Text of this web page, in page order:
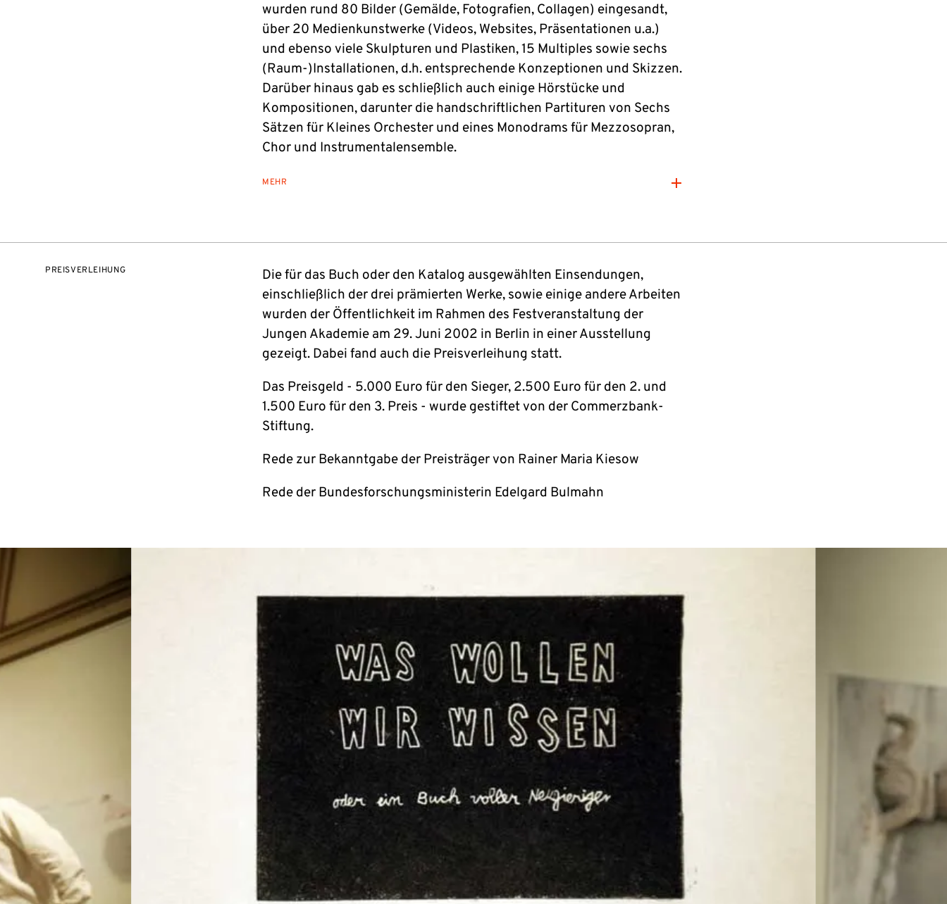
wurden rund 80 Bilder (Gemälde, Fotografien, Collagen) eingesandt,
über 20 Medienkunstwerke (Videos, Websites, Präsentationen u.a.)
und ebenso viele Skulpturen und Plastiken, 15 Multiples sowie sechs
(Raum-)Installationen, d.h. entsprechende Konzeptionen und Skizzen.
Darüber hinaus gab es schließlich auch einige Hörstücke und
Kompositionen, darunter die handschriftlichen Partituren von Sechs
Sätzen für Kleines Orchester und eines Monodrams für Mezzosopran,
Chor und Instrumentalensemble.
MEHR
PREISVERLEIHUNG
Die für das Buch oder den Katalog ausgewählten Einsendungen,
einschließlich der drei prämierten Werke, sowie einige andere Arbeiten
wurden der Öffentlichkeit im Rahmen des Festveranstaltung der
Jungen Akademie am 29. Juni 2002 in Berlin in einer Ausstellung
gezeigt. Dabei fand auch die Preisverleihung statt.
Das Preisgeld - 5.000 Euro für den Sieger, 2.500 Euro für den 2. und
1.500 Euro für den 3. Preis - wurde gestiftet von der Commerzbank-
Stiftung.
Rede zur Bekanntgabe der Preisträger von Rainer Maria Kiesow
Rede der Bundesforschungsministerin Edelgard Bulmahn